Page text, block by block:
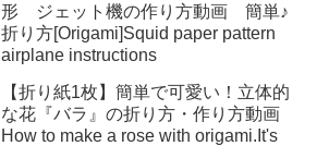
形 ジェット機の作り方動画 簡単♪
折り方[Origami]Squid paper pattern
airplane instructions
【折り紙1枚】簡単で可愛い！立体的
な花『バラ』の折り方・作り方動画
How to make a rose with origami.It's